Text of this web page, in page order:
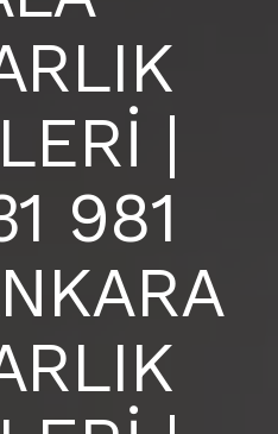
OFİSİ |
|
981